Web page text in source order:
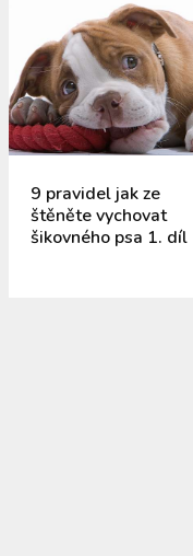
9 pravidel jak ze
štěněte vychovat
šikovného psa 1. díl